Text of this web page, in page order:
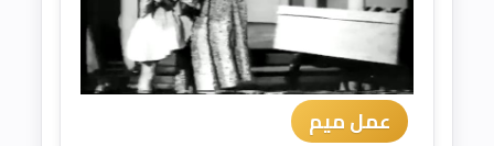
عمل ميم